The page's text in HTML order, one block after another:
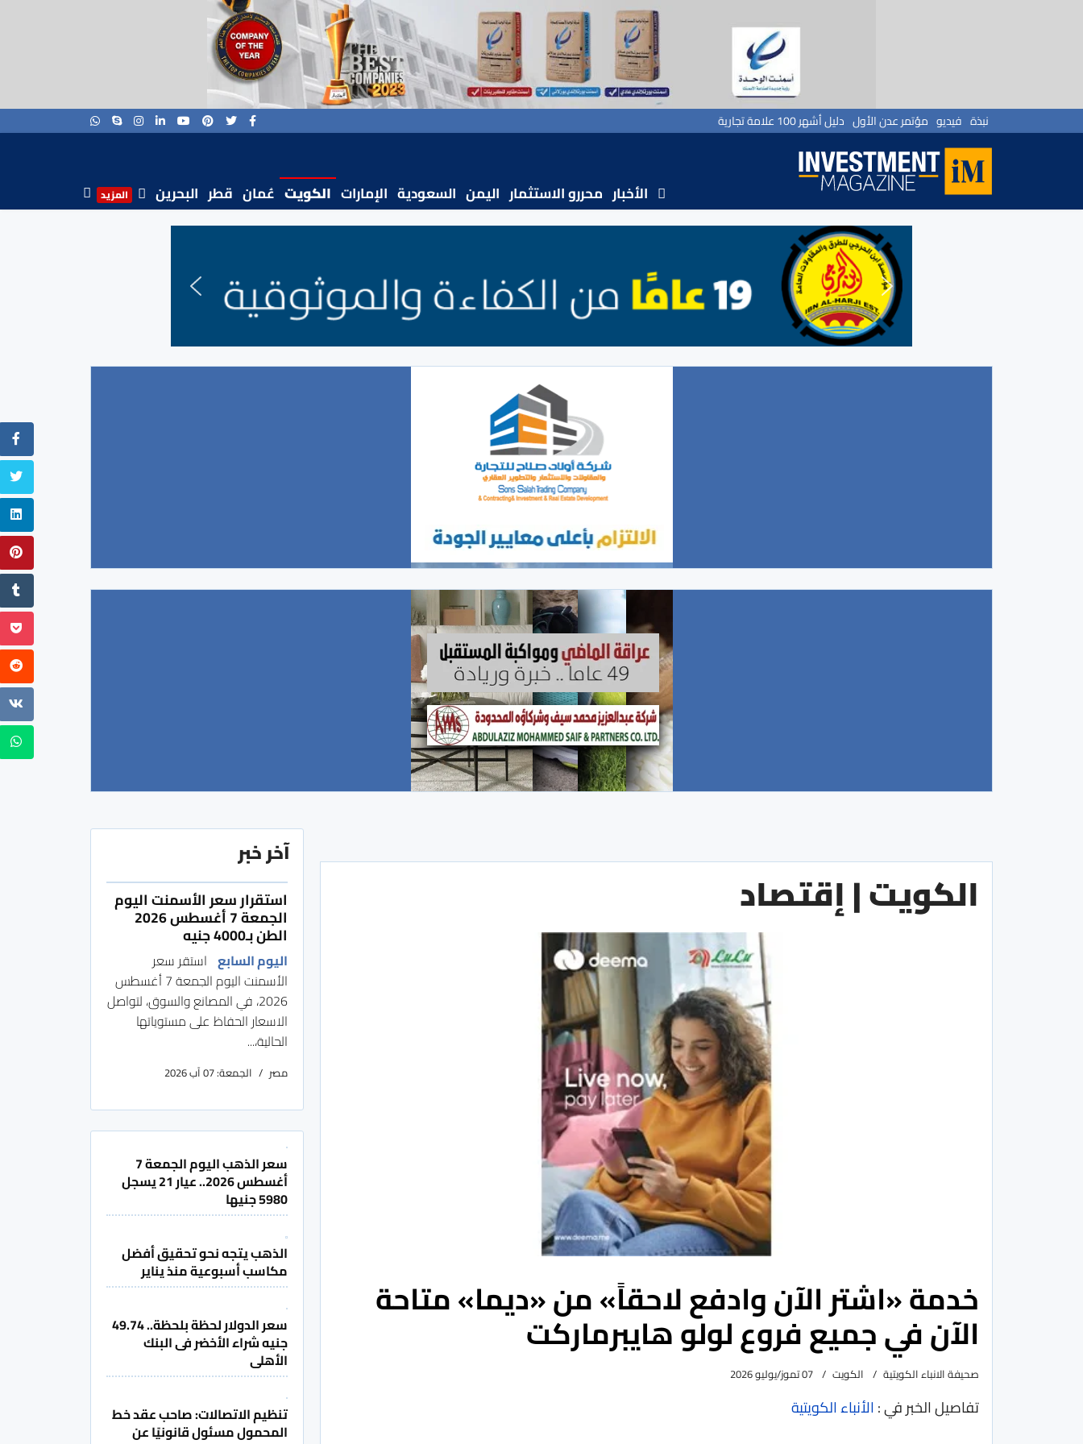
نبذة فيديو مؤتمر عدن الأول دليل أشهر 100 علامة تجارية
الأخبار محررو الاستثمار اليمن السعودية الإمارات الكويت عُمان قطر البحرين المزيد
الكويت | إقتصاد
خدمة «اشتر الآن وادفع لاحقاً» من «ديما» متاحة
الآن في جميع فروع لولو هايبرماركت
صحيفة الانباء الكويتية الكويت 07 تموز/يوليو 2026
تفاصيل الخبر في :الأنباء الكويتية
آخر خبر
استقرار سعر الأسمنت اليوم
الجمعة 7 أغسطس 2026
الطن بـ4000 جنيه
اليوم السابع استقر سعر
الأسمنت اليوم الجمعة 7 أغسطس
2026، في المصانع والسوق، لتواصل
الاسعار الحفاظ على مستوياتها
الحالية،...
مصر الجمعة: 07 آب 2026
سعر الذهب اليوم الجمعة 7
أغسطس 2026.. عيار 21 يسجل
5980 جنيها
الذهب يتجه نحو تحقيق أفضل
مكاسب أسبوعية منذ يناير
سعر الدولار لحظة بلحظة.. 49.74
جنيه شراء الأخضر فى البنك
الأهلى
تنظيم الاتصالات: صاحب عقد خط
المحمول مسئول قانونيًا عن